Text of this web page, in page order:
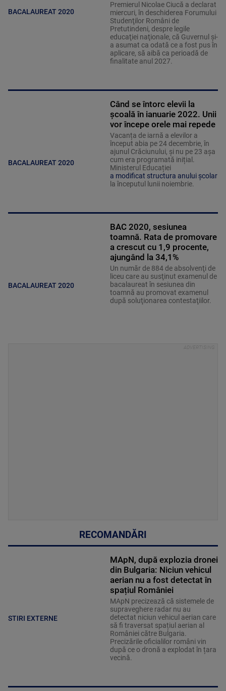
BACALAUREAT 2020
Premierul Nicolae Ciucă a declarat
miercuri, în deschiderea Forumului
Studenţilor Români de
Pretutindeni, despre legile
educaţiei naţionale, că Guvernul şi-
a asumat ca odată ce a fost pus în
aplicare, să aibă ca perioadă de
finalitate anul 2027.
BACALAUREAT 2020
Când se întorc elevii la
şcoală în ianuarie 2022. Unii
vor începe orele mai repede
Vacanța de iarnă a elevilor a
început abia pe 24 decembrie, în
ajunul Crăciunului, și nu pe 23 așa
cum era programată inițial.
Ministerul Educației
a modificat structura anului școlar
la începutul lunii noiembrie.
BACALAUREAT 2020
BAC 2020, sesiunea
toamnă. Rata de promovare
a crescut cu 1,9 procente,
ajungând la 34,1%
Un număr de 884 de absolvenţi de
liceu care au susţinut examenul de
bacalaureat în sesiunea din
toamnă au promovat examenul
după soluţionarea contestaţiilor.
RECOMANDĂRI
STIRI EXTERNE
MApN, după explozia dronei
din Bulgaria: Niciun vehicul
aerian nu a fost detectat în
spațiul României
MApN precizează că sistemele de
supraveghere radar nu au
detectat niciun vehicul aerian care
să fi traversat spațiul aerian al
României către Bulgaria.
Precizările oficialilor români vin
după ce o dronă a explodat în țara
vecină.